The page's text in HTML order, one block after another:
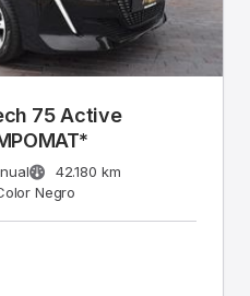
75 Active
42.180 km
Negro